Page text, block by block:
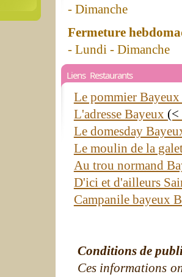
- Dimanche
Fermeture
- Lundi - Dimanche
Liens Restaurants
Le pommier Bayeux
L'adresse Bayeux (<
Le domesday
Le moulin de la
Au trou normand
D'ici et d'ailleurs
Campanile bayeux
Conditions de
Ces informations